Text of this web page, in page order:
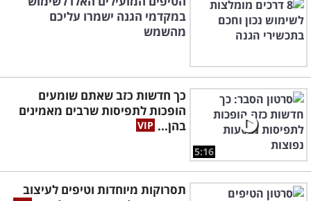
במקדמי הגנה ישמרו עליכם
מהשמש
5:16
כך חדשות כזב שאתם שומעים
הופכות לתפיסות שרבים מאמינים
בהן...
תסרוקות מיוחדות וטיפים לעיצוב